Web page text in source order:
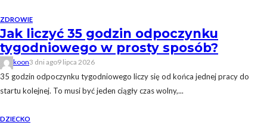
ZDROWIE
Jak liczyć 35 godzin odpoczynku
tygodniowego w prosty sposób?
koon3 dni ago9 lipca 2026
35 godzin odpoczynku tygodniowego liczy się od końca jednej pracy do
startu kolejnej. To musi być jeden ciągły czas wolny,...
DZIECKO